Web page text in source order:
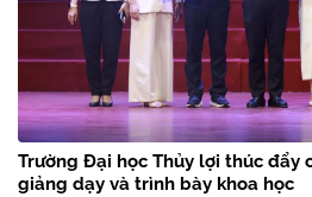
Trường Đại học Thủy lợi thúc đẩy
giảng dạy và trình bày khoa học